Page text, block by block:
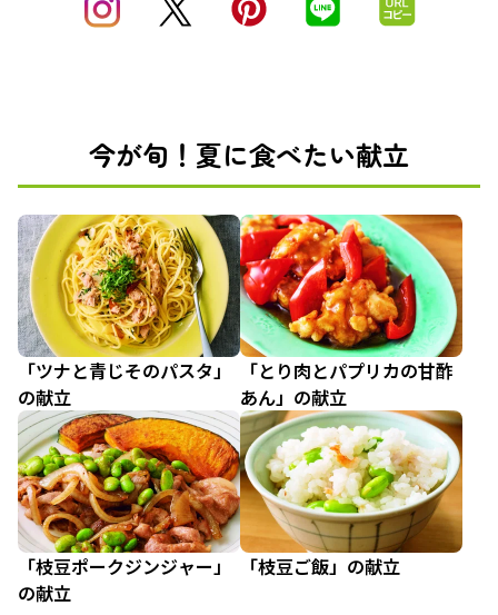
今が旬！夏に食べたい献立
「ツナと青じそのパスタ」
の献立
「とり肉とパプリカの甘酢
あん」の献立
「枝豆ポークジンジャー」
の献立
「枝豆ご飯」の献立